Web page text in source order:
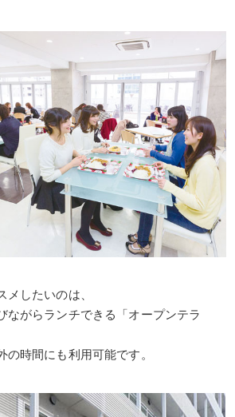
メしたいのは、
ながらランチできる「オープンテラ
の時間にも利用可能です。